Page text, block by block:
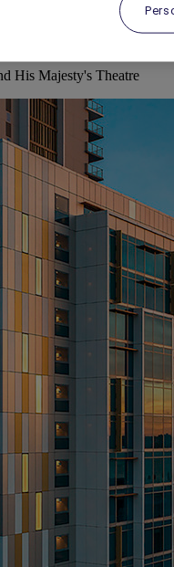
areas
in Perth city centre
His Majesty's Theatre